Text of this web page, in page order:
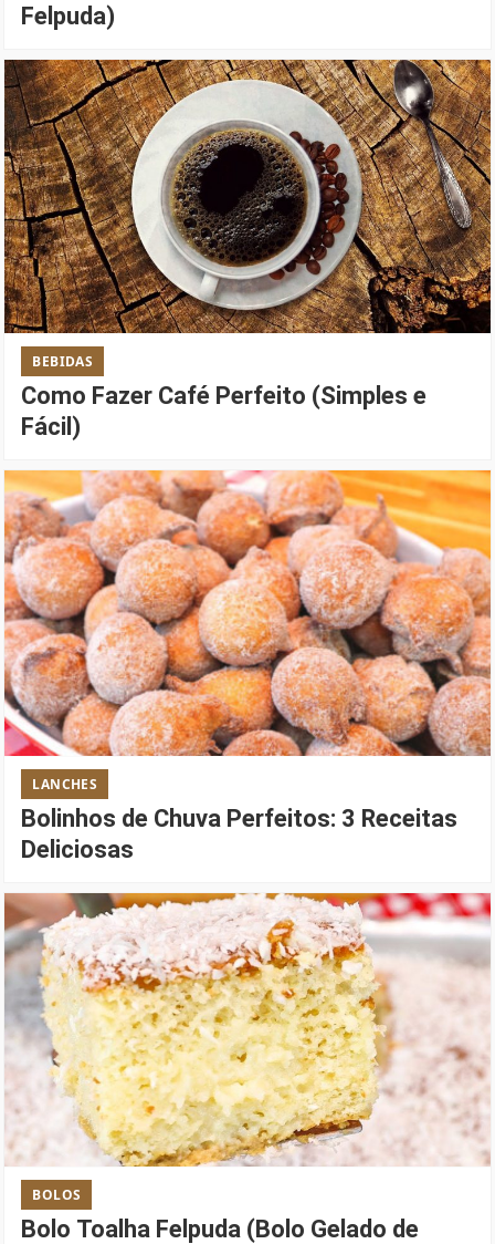
Felpuda)
BEBIDAS
Como Fazer Café Perfeito (Simples e
Fácil)
LANCHES
Bolinhos de Chuva Perfeitos: 3 Receitas
Deliciosas
BOLOS
Bolo Toalha Felpuda (Bolo Gelado de